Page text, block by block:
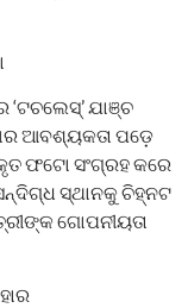
ଯାଞ୍ଚ
ଆବଶ୍ୟକତା ପଡ଼େ
ଫଟୋ ସଂଗ୍ରହ କରେ
ସ୍ଥାନକୁ ଚିହ୍ନଟ
ଗୋପନୀୟତା